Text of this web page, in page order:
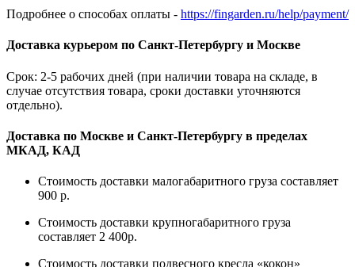
Подробнее о способах оплаты - https://fingarden.ru/help/payment/
Доставка курьером по Санкт-Петербургу и Москве
Срок: 2-5 рабочих дней (при наличии товара на складе, в
случае отсутствия товара, сроки доставки уточняются
отдельно).
Доставка по Москве и Санкт-Петербургу в пределах
МКАД, КАД
Стоимость доставки малогабаритного груза составляет
900 р.
Стоимость доставки крупногабаритного груза
составляет 2 400р.
Стоимость доставки подвесного кресла «кокон»